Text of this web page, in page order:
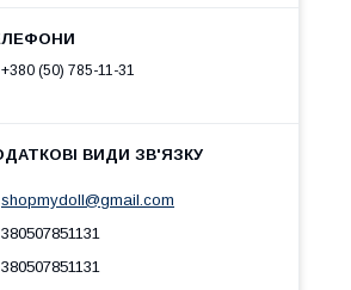
+380 (50) 785-11-31
shopmydoll@gmail.com
380507851131
380507851131